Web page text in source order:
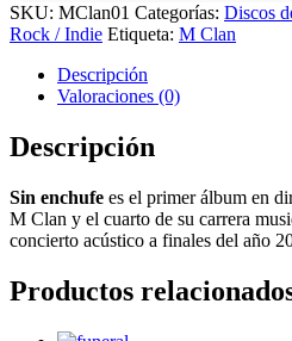
SKU: MClan01 Categorías: Discos
Rock / Indie Etiqueta: M Clan
Descripción
Valoraciones (0)
Descripción
Sin enchufe es el primer álbum en
M Clan y el cuarto de su carrera
concierto acústico a finales del año
Productos